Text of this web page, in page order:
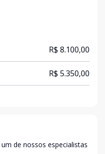
R$ 8.100,00
R$ 5.350,00
de nossos especialistas